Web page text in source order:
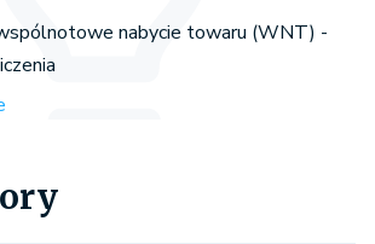
nabycie towaru (WNT) -